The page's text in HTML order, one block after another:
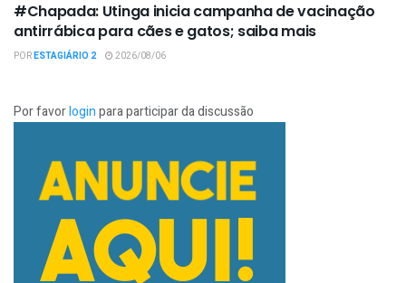
#Chapada: Utinga inicia campanha de vacinação
antirrábica para cães e gatos; saiba mais
PORESTAGIÁRIO 2 2026/08/06
Por favorloginpara participar da discussão